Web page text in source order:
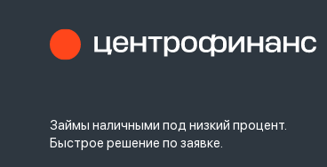
Займы наличными под низкий процент.
Быстрое решение по заявке.